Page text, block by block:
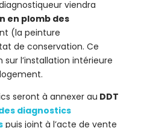
viendra
en plomb des
(la peinture
de conservation. Ce
l’installation intérieure
seront à annexer au DDT
diagnostics
puis joint à l’acte de vente